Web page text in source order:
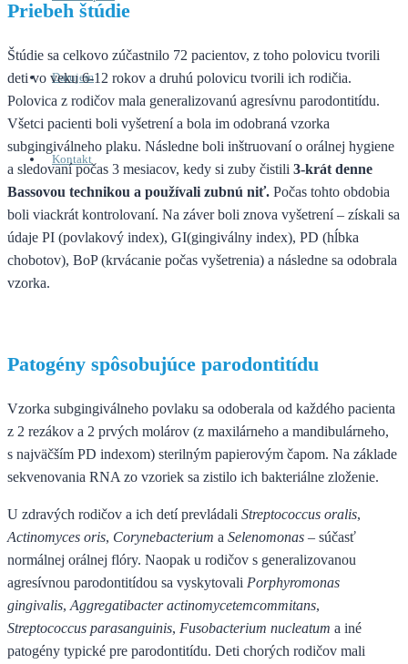
Darujem
Kontakt
Priebeh štúdie
Štúdie sa celkovo zúčastnilo 72 pacientov, z toho polovicu tvorili
deti vo veku 6-12 rokov a druhú polovicu tvorili ich rodičia.
Polovica z rodičov mala generalizovanú agresívnu parodontitídu.
Všetci pacienti boli vyšetrení a bola im odobraná vzorka
subgingiválneho plaku. Následne boli inštruovaní o orálnej hygiene
a sledovaní počas 3 mesiacov, kedy si zuby čistili 3-krát denne
Bassovou technikou a používali zubnú niť. Počas tohto obdobia
boli viackrát kontrolovaní. Na záver boli znova vyšetrení – získali sa
údaje PI (povlakový index), GI(gingiválny index), PD (hĺbka
chobotov), BoP (krvácanie počas vyšetrenia) a následne sa odobrala
vzorka.
Patogény spôsobujúce parodontitídu
Vzorka subgingiválneho povlaku sa odoberala od každého pacienta
z 2 rezákov a 2 prvých molárov (z maxilárneho a mandibulárneho,
s najväčším PD indexom) sterilným papierovým čapom. Na základe
sekvenovania RNA zo vzoriek sa zistilo ich bakteriálne zloženie.
U zdravých rodičov a ich detí prevládali Streptococcus oralis,
Actinomyces oris, Corynebacterium a Selenomonas – súčasť
normálnej orálnej flóry. Naopak u rodičov s generalizovanou
agresívnou parodontitídou sa vyskytovali Porphyromonas
gingivalis, Aggregatibacter actinomycetemcommitans,
Streptococcus parasanguinis, Fusobacterium nucleatum a iné
patogény typické pre parodontitídu. Deti chorých rodičov mali